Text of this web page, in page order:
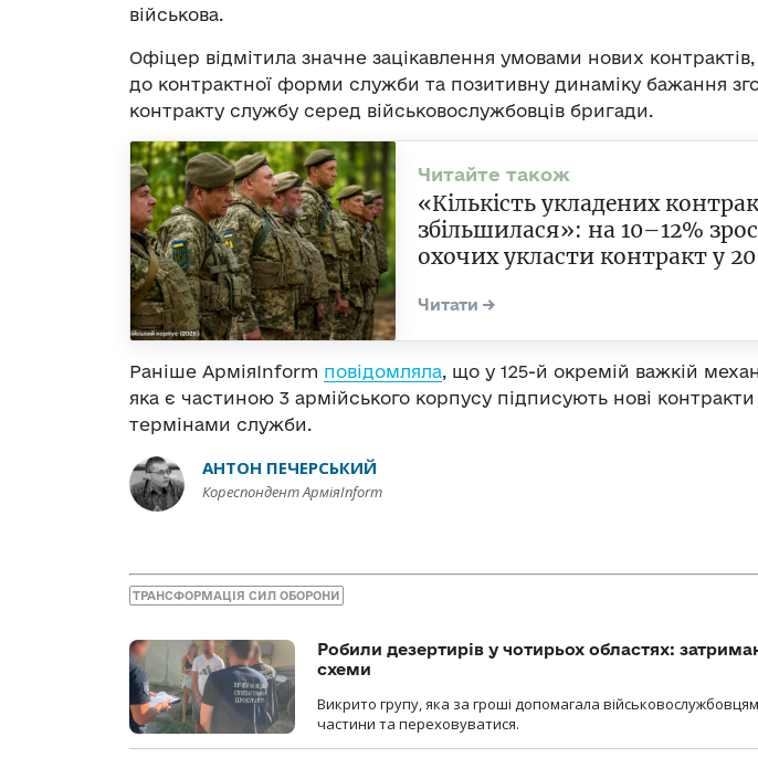
військова.
Офіцер відмітила значне зацікавлення умовами нових
до контрактної форми служби та позитивну динаміку бажання
контракту службу серед військовослужбовців бригади.
«Кількість укладених
збільшилася»: на 10–12%
охочих укласти контракт у
Раніше АрміяInform повідомляла, що у 125-й окремій важкій
яка є частиною 3 армійського корпусу підписують нові контракти
термінами служби.
АНТОН ПЕЧЕРСЬКИЙ
Кореспондент АрміяInform
ТРАНСФОРМАЦІЯ СИЛ ОБОРОНИ
Робили дезертирів у чотирьох областях:
схеми
Викрито групу, яка за гроші допомагала
частини та переховуватися.